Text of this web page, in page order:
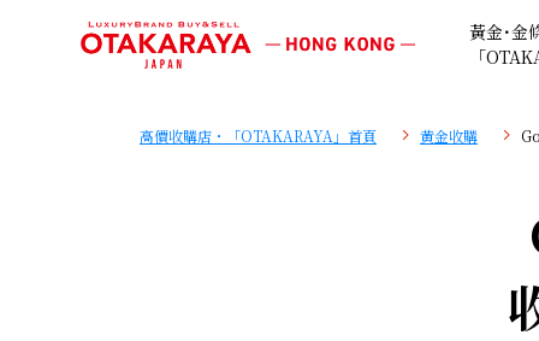
黃金･金
「
高價收購店・「OTAKARAYA」首頁 黄金收購